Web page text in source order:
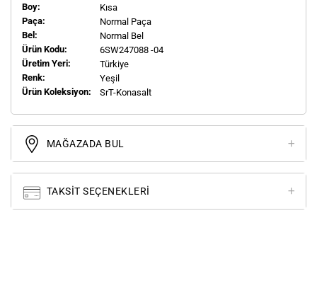
Boy:
Kısa
Paça:
Normal Paça
Bel:
Normal Bel
Ürün Kodu:
6SW247088 -04
Üretim Yeri:
Türkiye
Renk:
Yeşil
Ürün Koleksiyon:
SrT-Konasalt
MAĞAZADA BUL
TAKSIT SEÇENEKLERI